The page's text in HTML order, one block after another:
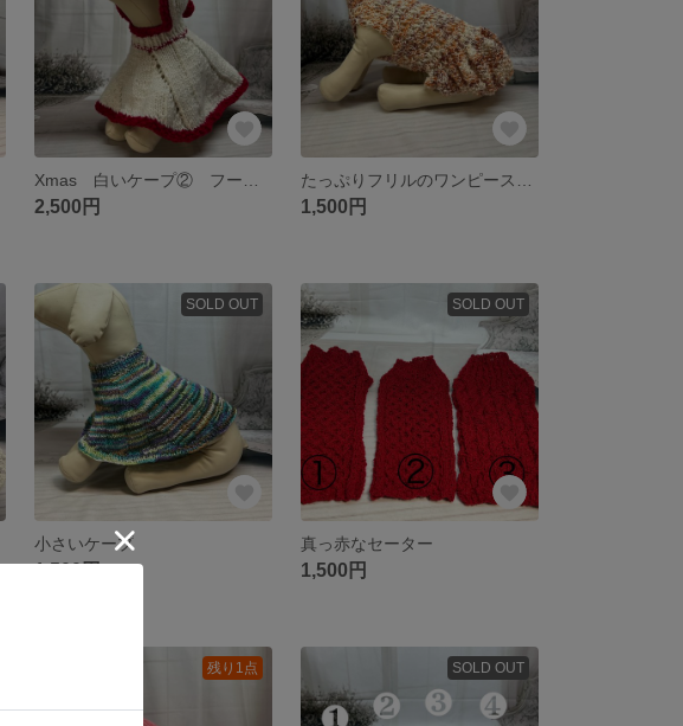
2,500円 1,500円
SOLD OUT
小さいケープ
1,500円
SOLD OUT
真っ赤なセーター
1,500円
残り1点 SOLD OUT